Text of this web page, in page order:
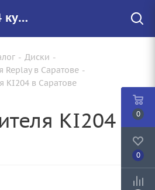
Replay KI204 купить в Саратове, низкие цены на автомобильные диски
- Диски -
Replay в Саратове -
KI204 в Саратове
KI204 в 0
0